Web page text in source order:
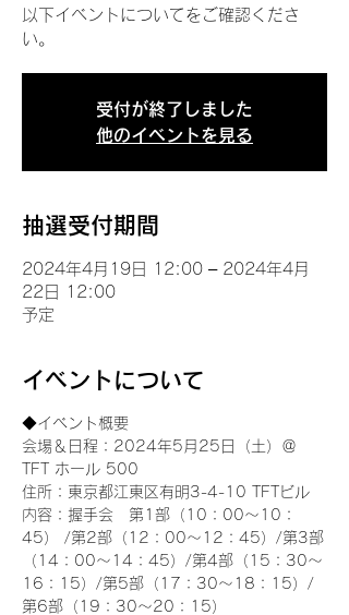
以下イベントについてをご確認くださ
い。
受付が終了しました
他のイベントを見る
抽選受付期間
2024年4月19日 12:00 – 2024年4月
22日 12:00
予定
イベントについて
◆イベント概要
会場＆日程：2024年5月25日（土）＠
TFT ホール 500
住所：東京都江東区有明3-4-10 TFTビル
内容：握手会　第1部（10：00～10：
45） /第2部（12：00～12：45）/第3部
（14：00～14：45）/第4部（15：30～
16：15）/第5部（17：30～18：15）/
第6部（19：30～20：15）